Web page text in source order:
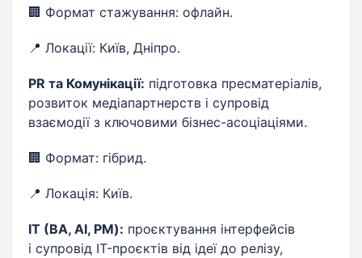
🏢 Формат стажування: офлайн.
📍 Локації: Київ, Дніпро.
PR та Комунікації: підготовка пресматеріалів,
розвиток медіапартнерств і супровід
взаємодії з ключовими бізнес-асоціаціями.
🏢 Формат: гібрид.
📍 Локація: Київ.
ІТ (ВА, AI, PM): проєктування інтерфейсів
і супровід IT-проєктів від ідеї до релізу,